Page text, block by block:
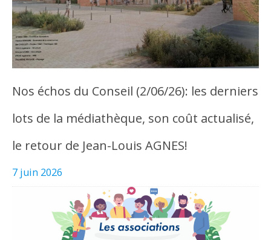
Nos échos du Conseil (2/06/26): les derniers
lots de la médiathèque, son coût actualisé,
le retour de Jean-Louis AGNES!
7 juin 2026